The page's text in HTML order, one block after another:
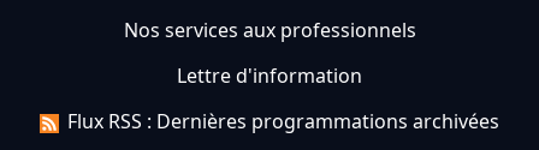
Nos services aux professionnels
Lettre d'information
Flux RSS : Dernières programmations archivées